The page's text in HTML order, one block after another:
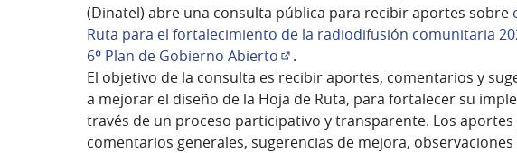
(Dinatel) abre una consulta pública para recibir aportes sobre
Ruta para el fortalecimiento de la radiodifusión comunitaria
6º Plan de Gobierno Abierto
(Enlace externo)
.
El objetivo de la consulta es recibir aportes, comentarios y
a mejorar el diseño de la Hoja de Ruta, para fortalecer su
través de un proceso participativo y transparente. Los
comentarios generales, sugerencias de mejora,